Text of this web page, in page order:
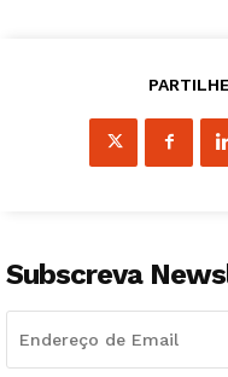
Subscreva